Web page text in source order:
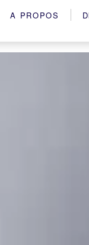
A PROPOS